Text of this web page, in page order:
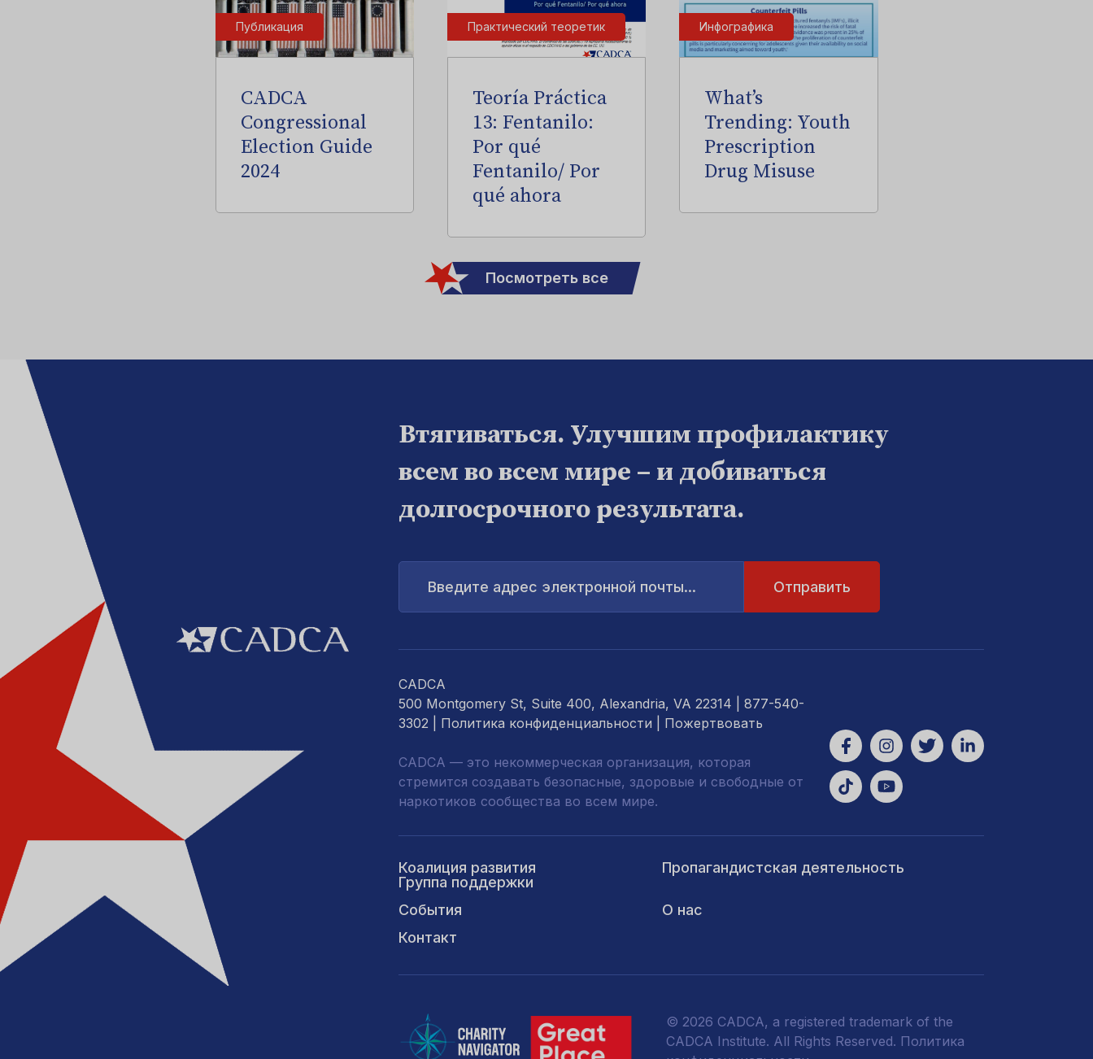
Публикация
CADCA
Congressional
Election Guide
2024
Практический теоретик
Teoría Práctica
13: Fentanilo:
Por qué
Fentanilo/ Por
qué ahora
Инфографика
What’s
Trending: Youth
Prescription
Drug Misuse
Посмотреть все
Втягиваться. Улучшим профилактику
всем во всем мире – и добиваться
долгосрочного результата.
Введите
адрес
электронной
CADCA
500 Montgomery St, Suite 400, Alexandria, VA 22314 | 877-540-
3302 | Политика конфиденциальности Пожертвовать
CADCA — это некоммерческая организация, которая
стремится создавать безопасные, здоровые и свободные от
наркотиков сообщества во всем мире.
Коалиция развития
Группа поддержки
Пропагандистская деятельность
События
О нас
Контакт
© 2026 CADCA, a registered trademark of the
CADCA Institute. All Rights Reserved. Политика